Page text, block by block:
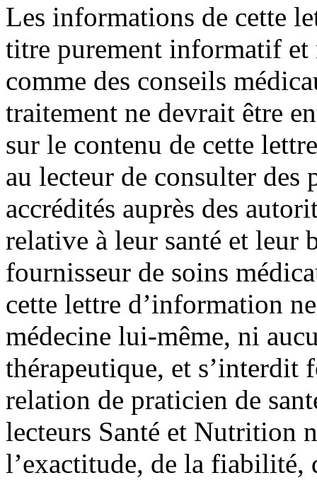
Les informations de cette
titre purement informatif et
comme des conseils
traitement ne devrait être
sur le contenu de cette
au lecteur de consulter des
accrédités auprès des
relative à leur santé et leur
fournisseur de soins
cette lettre d’information
médecine lui-même, ni
thérapeutique, et s’interdit
relation de praticien de
lecteurs Santé et Nutrition
l’exactitude, de la fiabilité,